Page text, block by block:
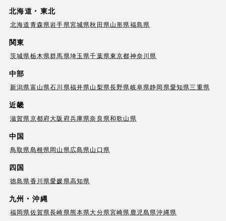
北海道・東北
北海道青森県岩手県宮城県秋田県山形県福島県
関東
茨城県栃木県群馬県埼玉県千葉県東京都神奈川県
中部
新潟県富山県石川県福井県山梨県長野県岐阜県静岡県愛知県三重県
近畿
滋賀県京都府大阪府兵庫県奈良県和歌山県
中国
鳥取県島根県岡山県広島県山口県
四国
徳島県香川県愛媛県高知県
九州・沖縄
福岡県佐賀県長崎県熊本県大分県宮崎県 鹿児島県沖縄県